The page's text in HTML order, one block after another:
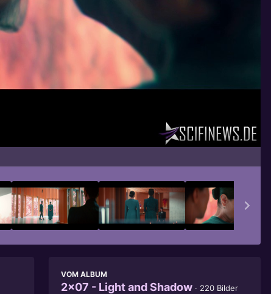
VOM ALBUM
2x07 - Light and Shadow · 220 Bilder